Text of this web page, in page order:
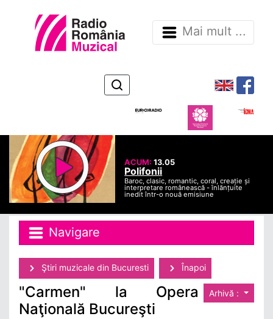
Mai mult ...
ACUM:13.05
Polifonii
Baroc, clasic, romantic, coral, creație și
interpretare românească - înlănțuite
inedit într-o nouă emisiune
Navigare
Ştiri muzicale din Bucuresti Înapoi
Arhivă :
"Carmen" la Opera
Naţională Bucureşti